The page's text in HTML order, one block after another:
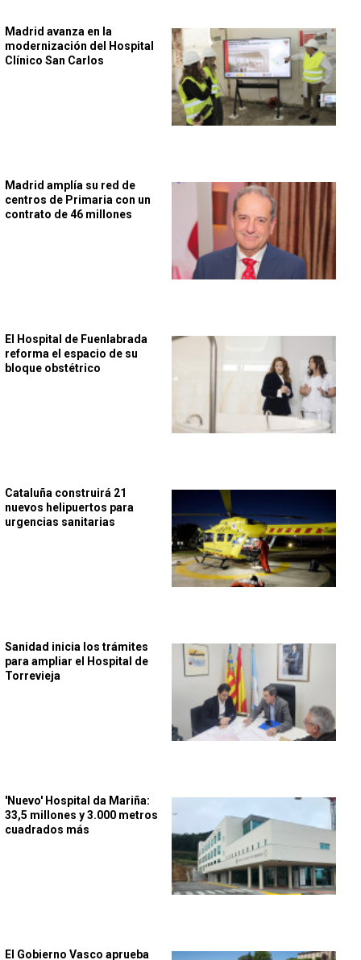
Madrid avanza en la
modernización del Hospital
Clínico San Carlos
Madrid amplía su red de
centros de Primaria con un
contrato de 46 millones
El Hospital de Fuenlabrada
reforma el espacio de su
bloque obstétrico
Cataluña construirá 21
nuevos helipuertos para
urgencias sanitarias
Sanidad inicia los trámites
para ampliar el Hospital de
Torrevieja
'Nuevo' Hospital da Mariña:
33,5 millones y 3.000 metros
cuadrados más
El Gobierno Vasco aprueba